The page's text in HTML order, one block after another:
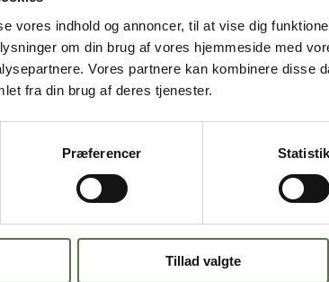
vores indhold og annoncer, til at vise dig
om din brug af vores hjemmeside med
Vores partnere kan kombinere disse
fra din brug af deres tjenester.
Præferencer Statistik
Tillad valgte
og duften af jul i hele huset. For mange er